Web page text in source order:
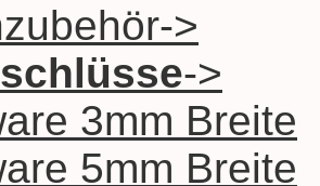
>
->
3mm Breite
5mm Breite